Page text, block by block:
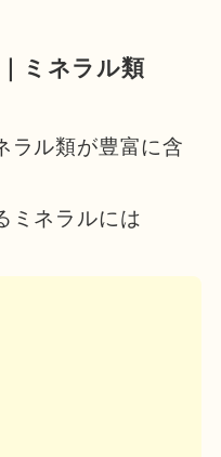
ミネラル類
ラル類が豊富に含
ミネラルには